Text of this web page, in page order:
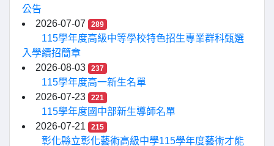
公告
2026-07-07
289
115學年度高級中等學校特色招生專業群科甄選
入學續招簡章
2026-08-03
237
115學年度高一新生名單
2026-07-23
221
115學年度國中部新生導師名單
2026-07-21
215
彰化縣立彰化藝術高級中學115學年度藝術才能